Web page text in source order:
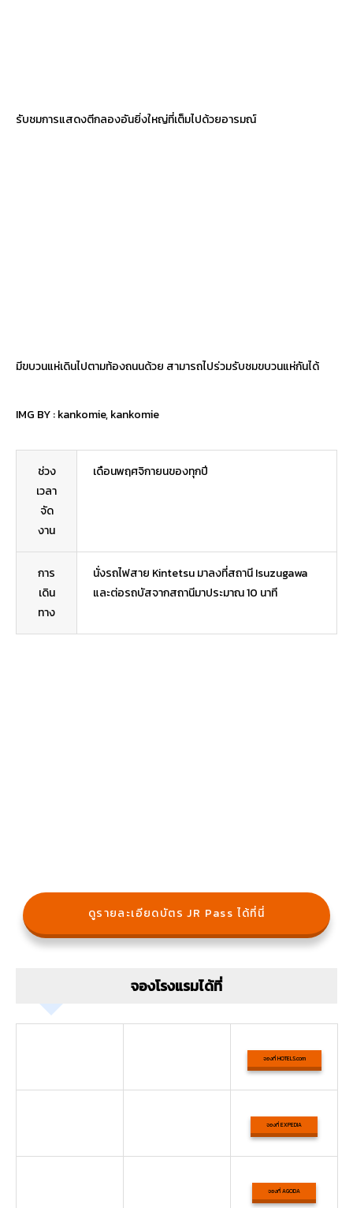
รับชมการแสดงตีกลองอันยิ่งใหญ่ที่เต็มไปด้วยอารมณ์
มีขบวนแห่เดินไปตามท้องถนนด้วย สามารถไปร่วมรับชมขบวนแห่กันได้
IMG BY :kankomie,kankomie
ช่วง
เวลา
จัด
งาน
เดือนพฤศจิกายนของทุกปี
การ
เดิน
ทาง
นั่งรถไฟสาย Kintetsu มาลงที่สถานี Isuzugawa
และต่อรถบัสจากสถานีมาประมาณ 10 นาที
ดูรายละเอียดบัตร JR Pass ได้ที่นี่
จองโรงแรมได้ที่
จองที่ HOTELS.com
จองที่ EXPEDIA
จองที่ AGODA